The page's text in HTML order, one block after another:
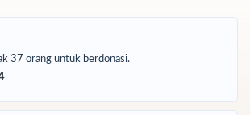
memakmurkan masjid-
37 orang untuk berdonasi.